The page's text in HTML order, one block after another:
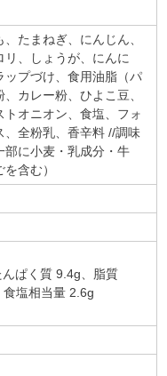
たまねぎ、にんじん、
、しょうが、にんに
ップづけ、食用油脂（パ
カレー粉、ひよこ豆、
オニオン、食塩、フォ
、全粉乳、香辛料 //調味
部に小麦・乳成分・牛
含む）
ぱく質 9.4g、脂質
塩相当量 2.6g